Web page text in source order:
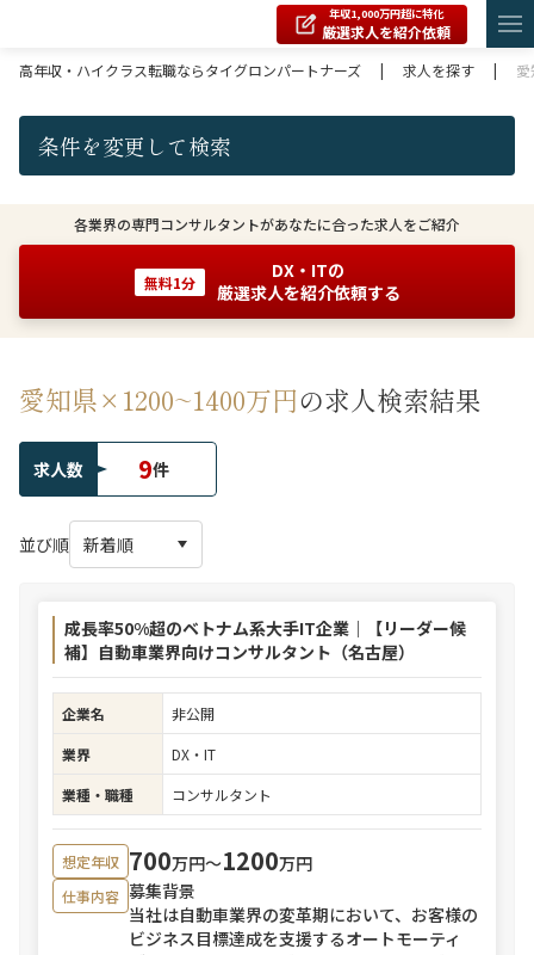
年収1,000万円超に特化
厳選求人を紹介依頼
高年収・ハイクラス転職ならタイグロンパートナーズ
| 求人を探す |
条件を変更して検索
各業界の専門コンサルタントがあなたに合った求人をご紹介
無料1分
DX・ITの
厳選求人を紹介依頼する
愛知県×1200~1400万円の求人検索結果
求人数 9件
並び順
成長率50%超のベトナム系大手IT企業｜【リーダー候
補】自動車業界向けコンサルタント（名古屋）
企業名
非公開
業界
DX・IT
業種・職種
コンサルタント
想定年収 700万円〜1200万円
仕事内容 募集背景
当社は自動車業界の変革期において、お客様の
ビジネス目標達成を支援するオートモーティ